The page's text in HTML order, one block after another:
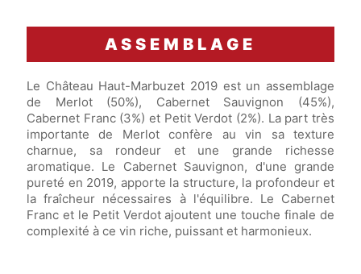
ASSEMBLAGE
Le Château Haut-Marbuzet 2019 est un assemblage
de Merlot (50%), Cabernet Sauvignon (45%),
Cabernet Franc (3%) et Petit Verdot (2%). La part très
importante de Merlot confère au vin sa texture
charnue, sa rondeur et une grande richesse
aromatique. Le Cabernet Sauvignon, d'une grande
pureté en 2019, apporte la structure, la profondeur et
la fraîcheur nécessaires à l'équilibre. Le Cabernet
Franc et le Petit Verdot ajoutent une touche finale de
complexité à ce vin riche, puissant et harmonieux.